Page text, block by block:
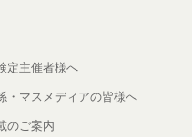
定主催者様へ
・マスメディアの皆様へ
のご案内